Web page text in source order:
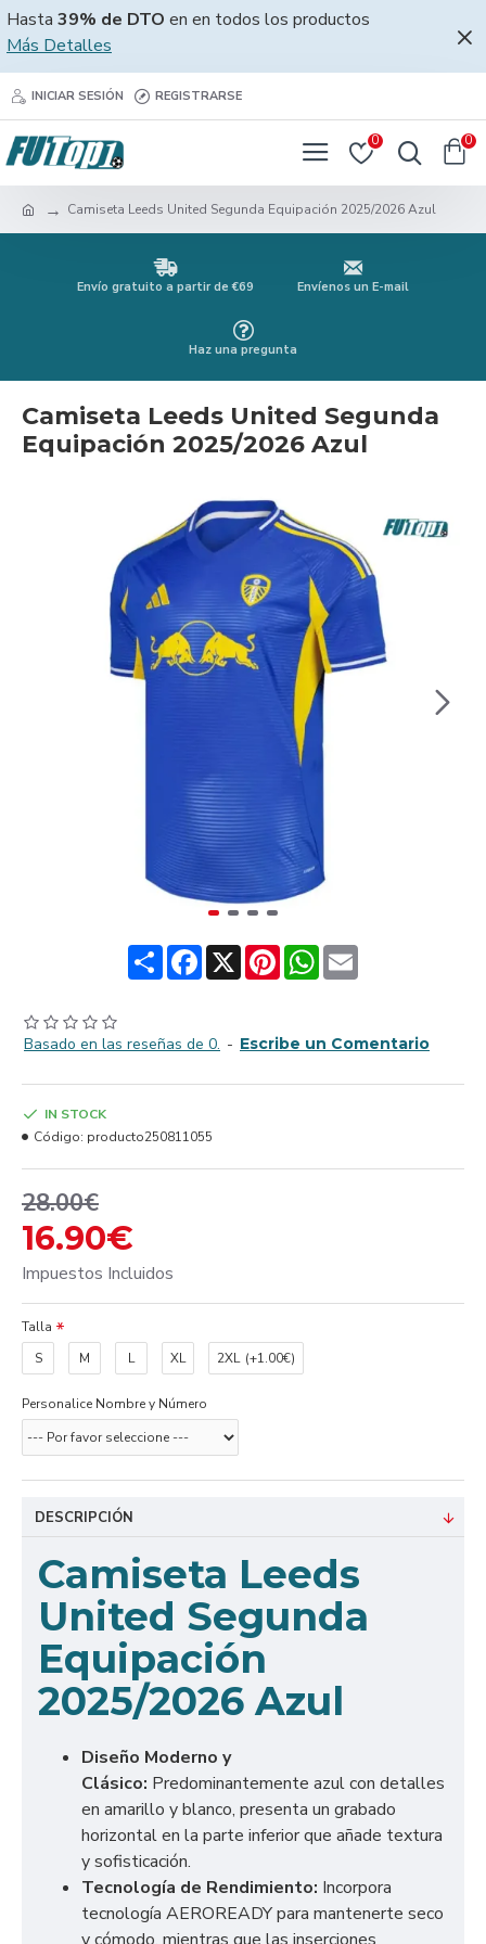
Hasta 39% de DTO en en todos los productos
Más Detalles
INICIAR SESIÓN REGISTRARSE
0 0
Camiseta Leeds United Segunda Equipación 2025/2026 Azul
Envío gratuito a partir de €69 Envíenos un E-mail
Haz una pregunta
Camiseta Leeds United Segunda
Equipación 2025/2026 Azul
ShareFacebook
X PinterestWhatsApp
Email
Basado en las reseñas de 0. - Escribe un Comentario
16.90€
28.00€
Impuestos Incluidos
IN STOCK
Código: producto250811055
Talla
S
M L XL 2XL (+1.00€)
Personalice Nombre y Número
DESCRIPCIÓN
Camiseta Leeds
United Segunda
Equipación
2025/2026 Azul
Diseño Moderno y
Clásico: Predominantemente azul con detalles
en amarillo y blanco, presenta un grabado
horizontal en la parte inferior que añade textura
y sofisticación.
Tecnología de Rendimiento: Incorpora
tecnología AEROREADY para mantenerte seco